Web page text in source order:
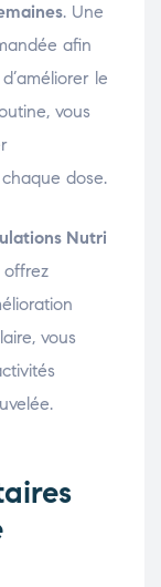
. Une
afin
le
vous
dose.
Nutri
offrez
vous